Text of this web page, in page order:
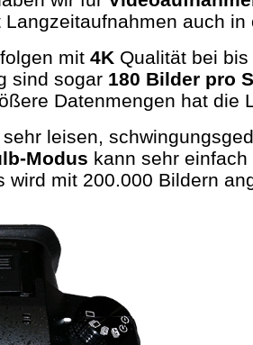
auch in
mit 4K Qualität bei
sind sogar 180 Bilder pro
Datenmengen hat
leisen,
Modus kann sehr
wird mit 200.000 Bildern